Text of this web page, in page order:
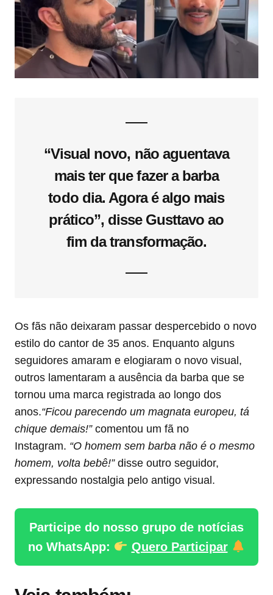
“Visual novo, não aguentava
mais ter que fazer a barba
todo dia. Agora é algo mais
prático”, disse Gusttavo ao
fim da transformação.
Os fãs não deixaram passar despercebido o novo
estilo do cantor de 35 anos. Enquanto alguns
seguidores amaram e elogiaram o novo visual,
outros lamentaram a ausência da barba que se
tornou uma marca registrada ao longo dos
anos.“Ficou parecendo um magnata europeu, tá
chique demais!”comentou um fã no
Instagram. “O homem sem barba não é o mesmo
homem, volta bebê!”disse outro seguidor,
expressando nostalgia pelo antigo visual.
Participe do nosso grupo de notícias
no WhatsApp:
Quero Participar